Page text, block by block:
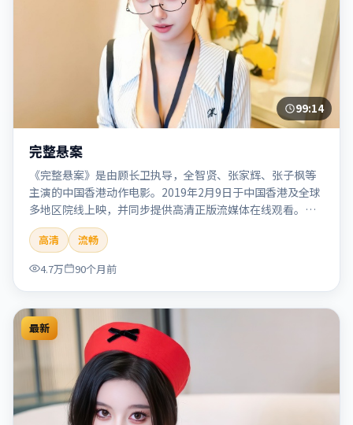
99:14
完整悬案
《完整悬案》是由顾长卫执导，全智贤、张家辉、张子枫等
主演的中国香港动作电影。2019年2月9日于中国香港及全球
多地区院线上映，并同步提供高清正版流媒体在线观看。剧
情与看点：动作场面密集，节奏明快，适合喜欢热血追缉与
爆破场面的观众。本片适合检索「完整悬案」「顾长卫」
「动作」「中国香港」「2019」「2019-02-09上映」等关键
词的影迷阅读简介与主创信息。
高清
流畅
4.7万
90个月前
最新